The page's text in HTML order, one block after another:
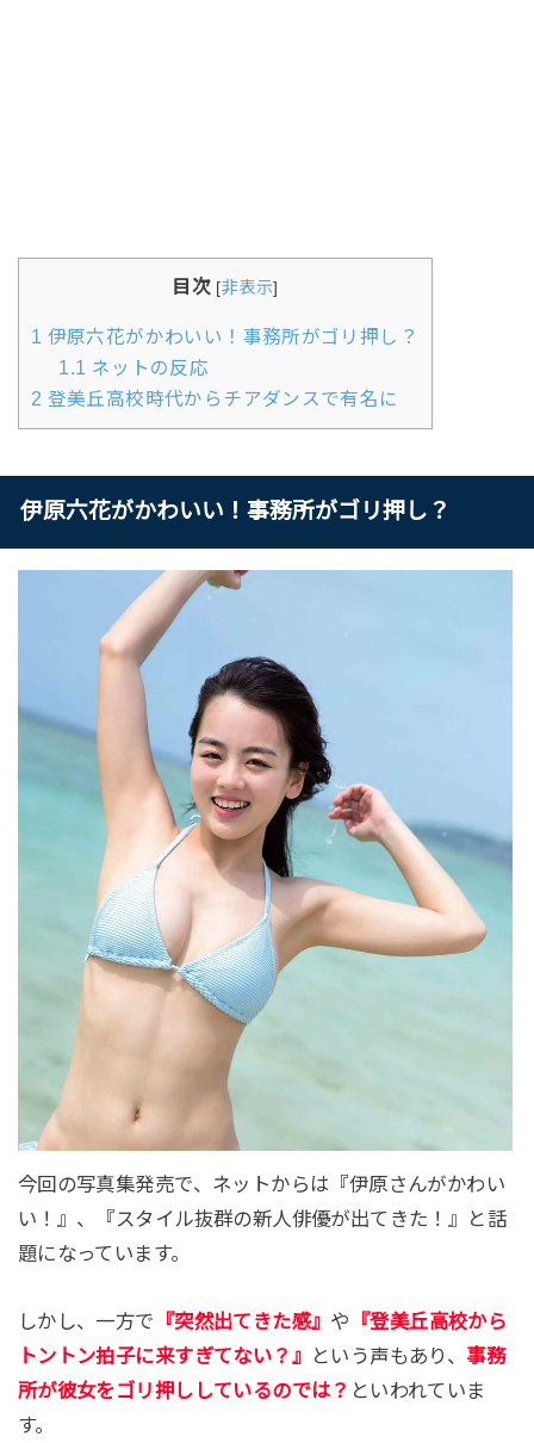
目次 [非表示]
1 伊原六花がかわいい！事務所がゴリ押し？
1.1 ネットの反応
2 登美丘高校時代からチアダンスで有名に
伊原六花がかわいい！事務所がゴリ押し？
今回の写真集発売で、ネットからは『伊原さんがかわい
い！』、『スタイル抜群の新人俳優が出てきた！』と話
題になっています。
しかし、一方で 『突然出てきた感』 や
『登美丘高校から
トントン拍子に来すぎてない？』
という声もあり、 事務
所が彼女をゴリ押ししているのでは？ といわれていま
す。